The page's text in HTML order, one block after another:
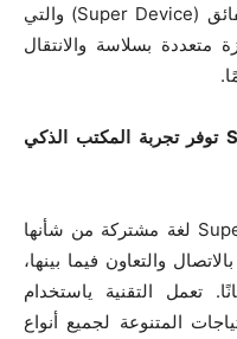
تحت مظلة مشتركة و هي الجهاز الفائق (Super Device) والتي
متعددة بسلاسة والانتقال
توفر تجربة المكتب الذكي
توفر تجربة الجهاز الفائق Super Device لغة مشتركة من شأنها
والتعاون فيما بينها،
تعمل التقنية ياستخدام
المتنوعة لجميع أنواع